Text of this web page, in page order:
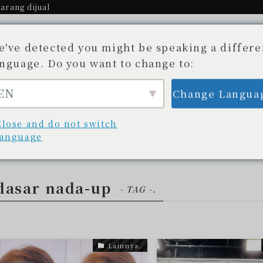
dijual
yang Tak Terungkap
Toko yang tersedia
Daftar toko Blog/
nada-up - TAG -.
Lainnya.
detected you might be speaking a
Do you want to change to:
Change
and do not switch